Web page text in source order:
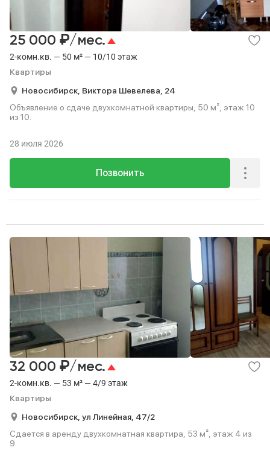
2-комн.кв. — 50 м² — 10/10 этаж
Квартиры
25 000 ₽/мес.
Новосибирск, Виктора Шевелева, 24
Объявление о сдаче двухкомнатной квартиры, 50 м², этаж 10
из 10.
Позвонить
28 июля 2026
2-комн.кв. — 53 м² — 4/9 этаж
Квартиры
32 000 ₽/мес.
Новосибирск, ул Линейная, 47/2
Сдается в аренду двухкомнатная квартира, 53 м², этаж 4 из
9.